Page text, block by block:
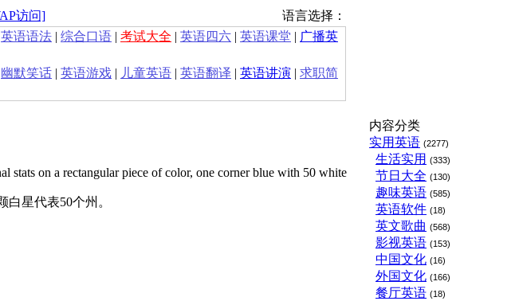
访问]
语言选择：
英语语法 | 综合口语 | 考试大全 | 英语四六 | 英语课堂 | 广播英
幽默笑话 | 英语游戏 | 儿童英语 | 英语翻译 | 英语讲演 | 求职简
stats on a rectangular piece of color, one corner blue with 50 white
星代表50个州。
内容分类
实用英语 (2277)
生活实用 (333)
节日大全 (130)
趣味英语 (585)
英语软件 (18)
英文歌曲 (568)
影视英语 (153)
中国文化 (16)
外国文化 (166)
餐厅英语 (18)